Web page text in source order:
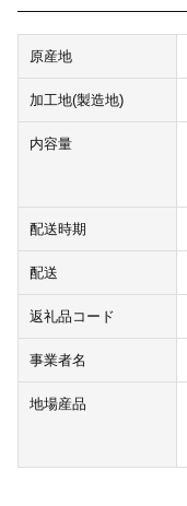
原産地
加工地(製造地)
内容量
配送時期
配送
返礼品コード
事業者名
地場産品